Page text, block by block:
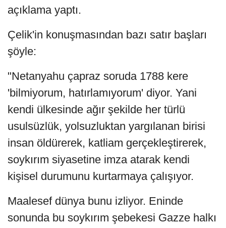
açıklama yaptı.
Çelik'in konuşmasından bazı satır başları
şöyle:
"Netanyahu çapraz soruda 1788 kere
'bilmiyorum, hatırlamıyorum' diyor. Yani
kendi ülkesinde ağır şekilde her türlü
usulsüzlük, yolsuzluktan yargılanan birisi
insan öldürerek, katliam gerçekleştirerek,
soykırım siyasetine imza atarak kendi
kişisel durumunu kurtarmaya çalışıyor.
Maalesef dünya bunu izliyor. Eninde
sonunda bu soykırım şebekesi Gazze halkı